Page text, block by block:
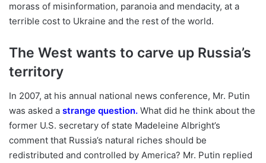
morass of misinformation, paranoia and mendacity, at a
terrible cost to Ukraine and the rest of the world.
The West wants to carve up Russia’s
territory
In 2007, at his annual national news conference, Mr. Putin
was asked a strange question. What did he think about the
former U.S. secretary of state Madeleine Albright’s
comment that Russia’s natural riches should be
redistributed and controlled by America? Mr. Putin replied